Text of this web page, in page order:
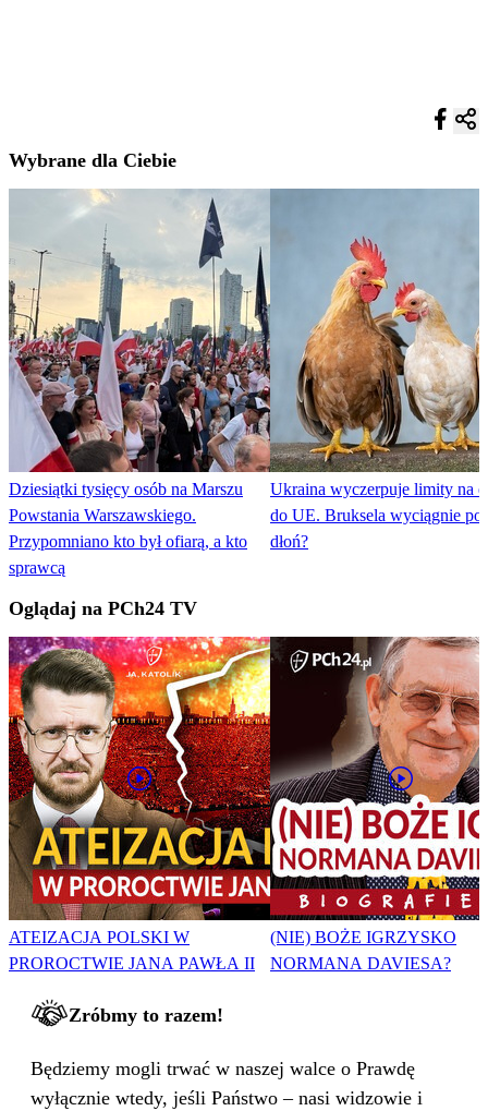
Wybrane dla Ciebie
Dziesiątki tysięcy osób na Marszu
Powstania Warszawskiego.
Przypomniano kto był ofiarą, a kto
sprawcą
Ukraina wyczerpuje limity na
do UE. Bruksela wyciągnie
dłoń?
Oglądaj na PCh24 TV
ATEIZACJA POLSKI W
PROROCTWIE JANA PAWŁA II
(NIE) BOŻE IGRZYSKO
NORMANA DAVIESA?
Zróbmy to razem!
Będziemy mogli trwać w naszej walce o Prawdę
wyłącznie wtedy, jeśli Państwo – nasi widzowie i